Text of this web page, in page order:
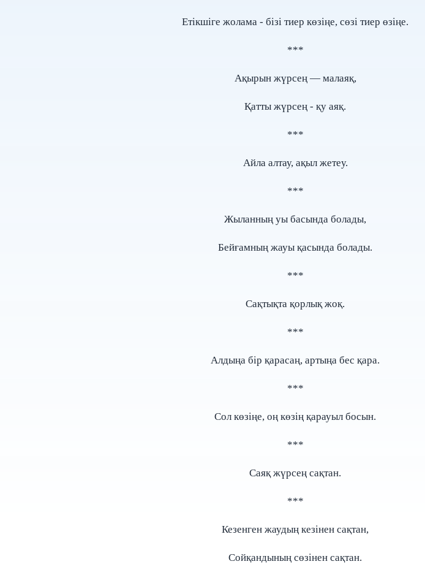
Етікшіге жолама - бізі тиер көзіңе, сөзі тиер өзіңе.
***
Ақырын жүрсең — малаяқ,
Қатты жүрсең - қу аяқ.
***
Айла алтау, ақыл жетеу.
***
Жыланның уы басында болады,
Бейғамның жауы қасында болады.
***
Сақтықта қорлық жоқ.
***
Алдыңа бір қарасаң, артыңа бес қара.
***
Сол көзіңе, оң көзің қарауыл босын.
***
Саяқ жүрсең сақтан.
***
Кезенген жаудың кезінен сақтан,
Сойқандының сөзінен сақтан.